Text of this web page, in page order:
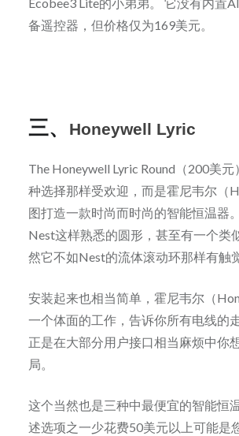
Ecobee3 Lite的小弟弟。 它没有内置
备遥控器，但价格仅为169美元。
三、 Honeywell Lyric
The Honeywell Lyric Round（200美
种选择那样受欢迎，而是霍尼韦尔（
图打造一款时尚而时尚的智能恒温器
Nest这样熟悉的圆形，甚至有一个类
然它不如Nest的流体滚动环那样有触觉
安装起来也相当简单，霍尼韦尔（
一个体面的工作，告诉你所有电线的
正是在大部分用户接口相当麻烦中你
局。
这个当然也是三种中最便宜的智能恒
述选项之一少花费50美元以上可能是